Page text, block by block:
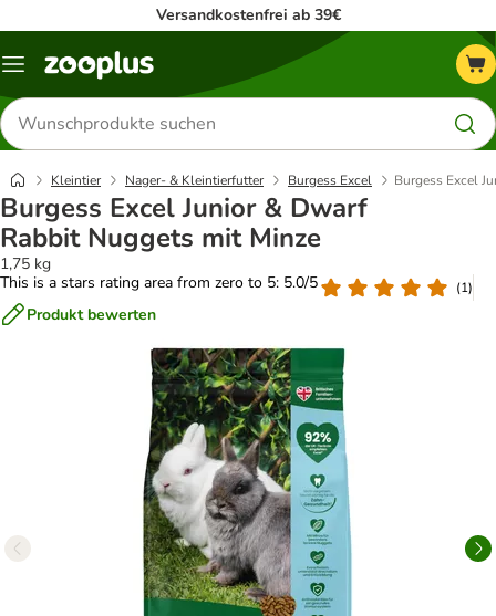
Versandkostenfrei ab 39€
Menü
Produkte
suchen
Kleintier Nager- & Kleintierfutter Burgess Excel Burgess Excel
Burgess Excel Junior & Dwarf
Rabbit Nuggets mit Minze
1,75 kg
This is a stars rating area from zero to 5: 5.0/5
(1)
Produkt bewerten